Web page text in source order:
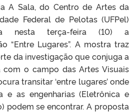
A Sala, do Centro de Artes da
Federal de Pelotas (UFPel)
nesta terça-feira (10) a
“Entre Lugares”. A mostra traz
da investigação que conjuga a
o campo das Artes Visuais
transitar ‘entre lugares’ onde
e as engenharias (Eletrônica e
podem se encontrar. A proposta